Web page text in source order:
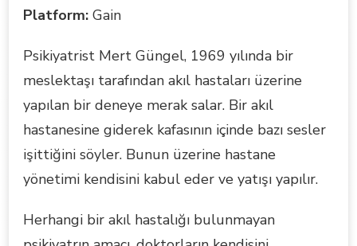
Platform: Gain
Psikiyatrist Mert Güngel, 1969 yılında bir
meslektaşı tarafından akıl hastaları üzerine
yapılan bir deneye merak salar. Bir akıl
hastanesine giderek kafasının içinde bazı sesler
işittiğini söyler. Bunun üzerine hastane
yönetimi kendisini kabul eder ve yatışı yapılır.
Herhangi bir akıl hastalığı bulunmayan